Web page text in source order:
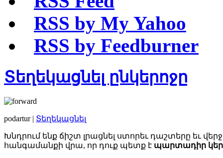
RSS by My Yahoo
RSS by Feedburner
Տեղեկացնել ընկերոջը
podartur | Տեղեկացնել
Խնդրում ենք ճիշտ լրացնել ստորեւ դաշտերը եւ
հանգամանքի վրա, որ դուք պետք է պարտադիր